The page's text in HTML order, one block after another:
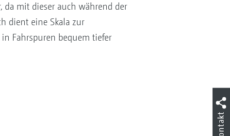
da mit dieser auch während der
dient eine Skala zur
Fahrspuren bequem tiefer
Kontakt